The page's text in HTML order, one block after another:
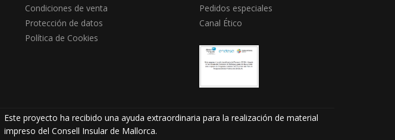
Condiciones de venta
Protección de datos
Política de Cookies
Pedidos especiales
Canal Ético
Este proyecto ha recibido una ayuda extraordinaria para la realización de material
impreso del Consell Insular de Mallorca.